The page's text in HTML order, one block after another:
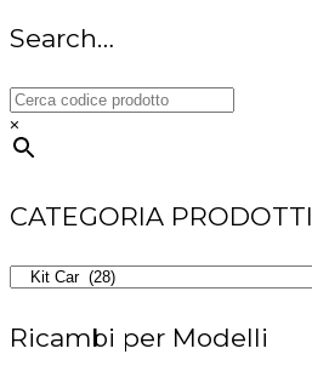
Search…
×
CATEGORIA PRODOTTI
Ricambi per Modelli